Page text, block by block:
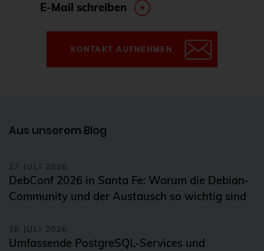
E-Mail schreiben
KONTAKT AUFNEHMEN
Aus unserem Blog
17 JULI 2026
DebConf 2026 in Santa Fe: Warum die Debian-
Community und der Austausch so wichtig sind
16 JULI 2026
Umfassende PostgreSQL-Services und